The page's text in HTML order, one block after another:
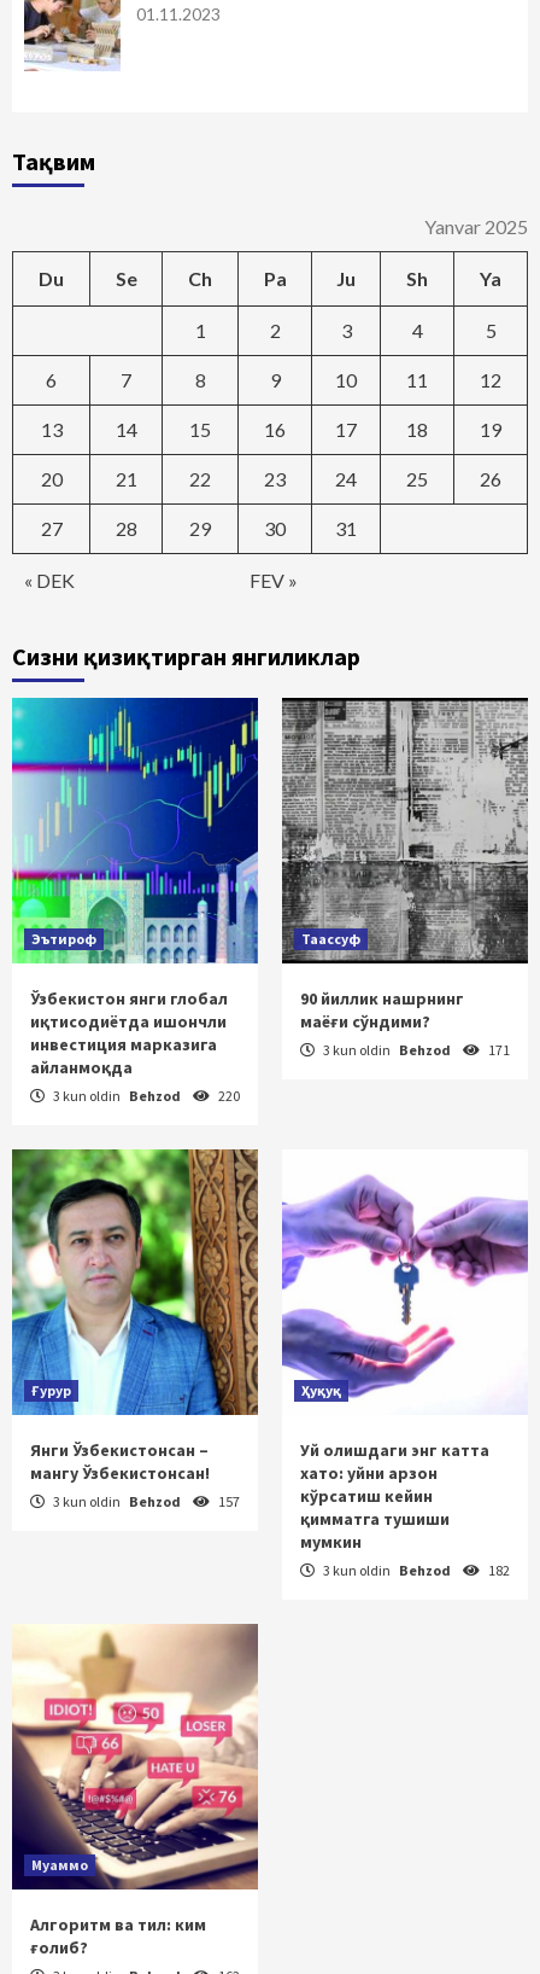
01.11.2023
Тақвим
Yanvar 2025
Du Se Ch Pa Ju Sh Ya
« DEK FEV »
1 2 3 4 5
6 7 8 9 10 11 12
13 14 15 16 17 18 19
20 21 22 23 24 25 26
27 28 29 30 31
Сизни қизиқтирган янгиликлар
Эътироф
Ўзбекистон янги глобал
иқтисодиётда ишончли
инвестиция марказига
айланмоқда
3 kun oldin Behzod 220
Таассуф
90 йиллик нашрнинг
маёғи сўндими?
3 kun oldin Behzod 171
Ғурур
Янги Ўзбекистонсан –
мангу Ўзбекистонсан!
3 kun oldin Behzod 157
Ҳуқуқ
Уй олишдаги энг катта
хато: уйни арзон
кўрсатиш кейин
қимматга тушиши
мумкин
3 kun oldin Behzod 182
Муаммо
Алгоритм ва тил: ким
ғолиб?